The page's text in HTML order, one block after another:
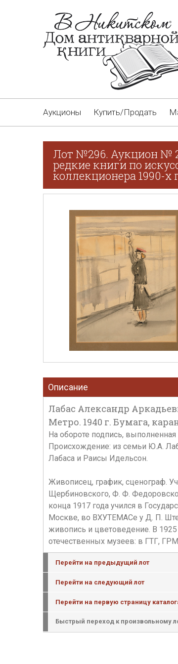
Аукционы Купить/Продать
Лот №296. Аукцион №
редкие книги по
коллекционера 1990-х
Описание
Лабас Александр
Метро. 1940 г. Бумага,
На обороте подпись,
Происхождение: из семьи Ю.А.
Лабаса и Раисы Идельсон.
Живописец, график, сценограф.
Щербиновского, Ф. Ф.
конца 1917 года учился в
Москве, во ВХУТЕМАСе у Д. П.
живопись и цветоведение. В
отечественных музеев: в ГТГ,
Перейти на предыдущий лот
Перейти на следующий лот
Перейти на первую страницу
Быстрый переход к произвольному